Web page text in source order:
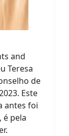
and
Teresa
de
Este
antes foi
pela